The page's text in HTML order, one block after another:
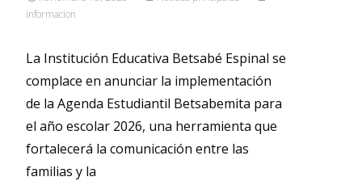
informacion
La Institución Educativa Betsabé Espinal se
complace en anunciar la implementación
de la Agenda Estudiantil Betsabemita para
el año escolar 2026, una herramienta que
fortalecerá la comunicación entre las
familias y la